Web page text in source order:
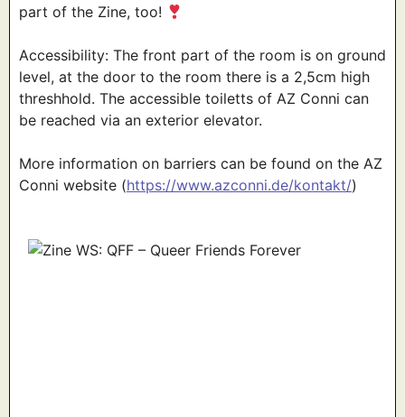
part of the Zine, too!
Accessibility: The front part of the room is on ground
level, at the door to the room there is a 2,5cm high
threshhold. The accessible toiletts of AZ Conni can
be reached via an exterior elevator.
More information on barriers can be found on the AZ
Conni website (https://www.azconni.de/kontakt/)